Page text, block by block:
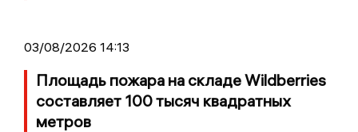
03/08/2026 14:13
Площадь пожара на складе Wildberries
составляет 100 тысяч квадратных
метров